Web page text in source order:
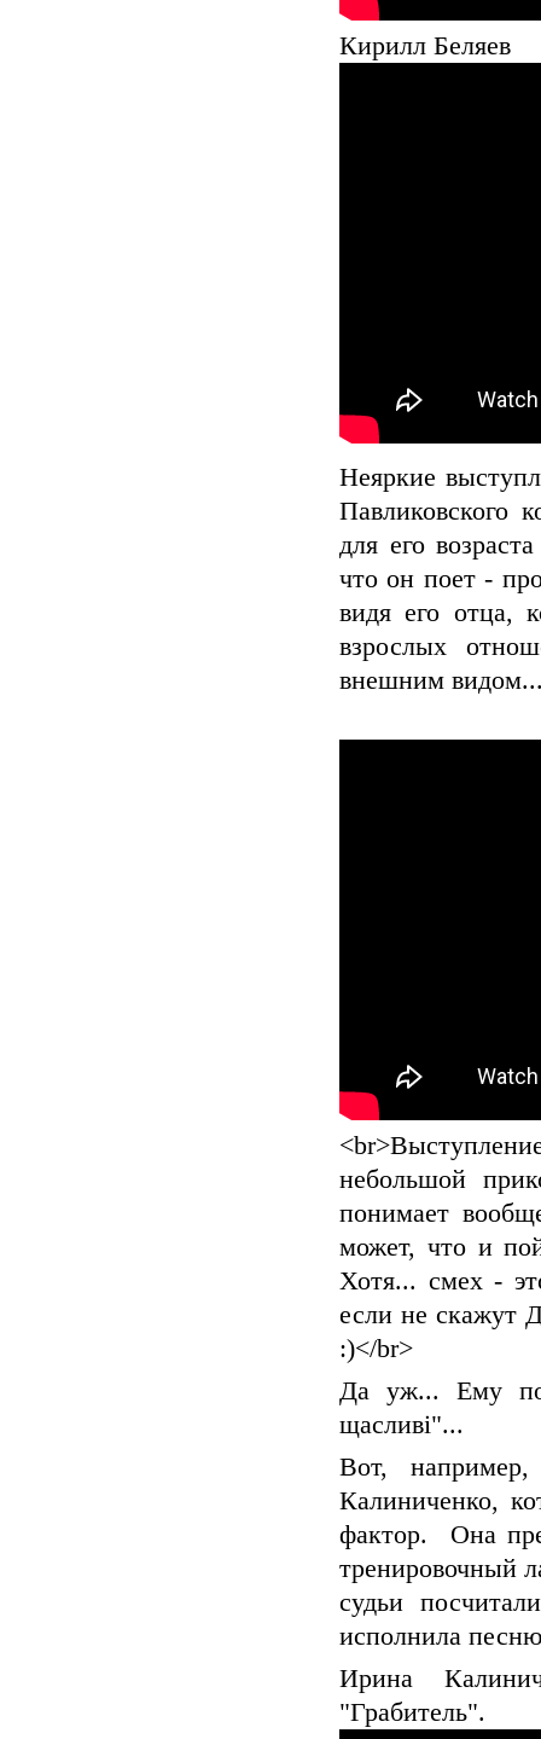
Кирилл Беляев
Неяркие
Павликовского
для его
что он поет -
видя его отца,
взрослых
внешним
небольшой
понимает
может, что и
Хотя... смех -
если не скажут
:)</br>
Да уж... Ему
щасливі"...
Вот,
Калиниченко,
фактор. Она
тренировочный
судьи
исполнила
Ирина
"Грабитель".